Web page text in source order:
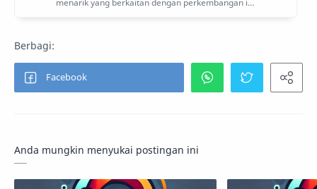
Anda mungkin menyukai postingan ini